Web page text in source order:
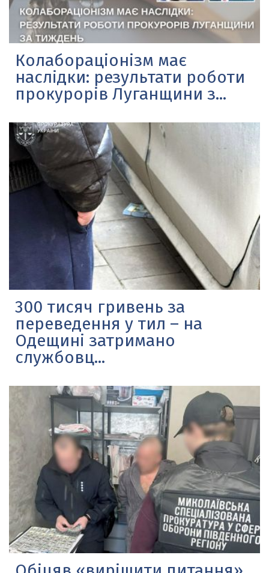
Колабораціонізм має
наслідки: результати роботи
прокурорів Луганщини з...
300 тисяч гривень за
переведення у тил – на
Одещині затримано
службовц...